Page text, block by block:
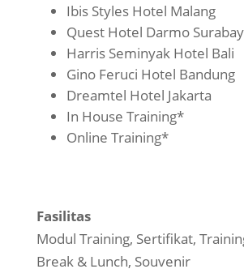
Ibis Styles Hotel Malang
Quest Hotel Darmo
Harris Seminyak Hotel Bali
Gino Feruci Hotel Bandung
Dreamtel Hotel Jakarta
In House Training*
Online Training*
Fasilitas
Modul Training, Sertifikat,
Break & Lunch, Souvenir